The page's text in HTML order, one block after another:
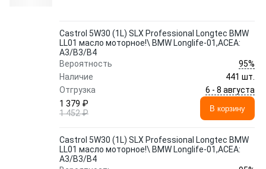
Castrol 5W30 (1L) SLX Professional Longtec BMW
LL01 масло моторное!\ BMW Longlife-01,ACEA:
A3/B3/B4
Вероятность
95%
Наличие
441 шт.
Отгрузка
6 - 8 августа
1 379 ₽
1 452 ₽
В корзину
Castrol 5W30 (1L) SLX Professional Longtec BMW
LL01 масло моторное!\ BMW Longlife-01,ACEA:
A3/B3/B4